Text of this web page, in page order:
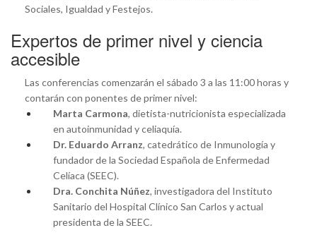
Sociales, Igualdad y Festejos.
Expertos de primer nivel y ciencia
accesible
Las conferencias comenzarán el sábado 3 a las 11:00 horas y
contarán con ponentes de primer nivel:
Marta Carmona, dietista-nutricionista especializada
en autoinmunidad y celiaquía.
Dr. Eduardo Arranz, catedrático de Inmunología y
fundador de la Sociedad Española de Enfermedad
Celíaca (SEEC).
Dra. Conchita Núñez, investigadora del Instituto
Sanitario del Hospital Clínico San Carlos y actual
presidenta de la SEEC.